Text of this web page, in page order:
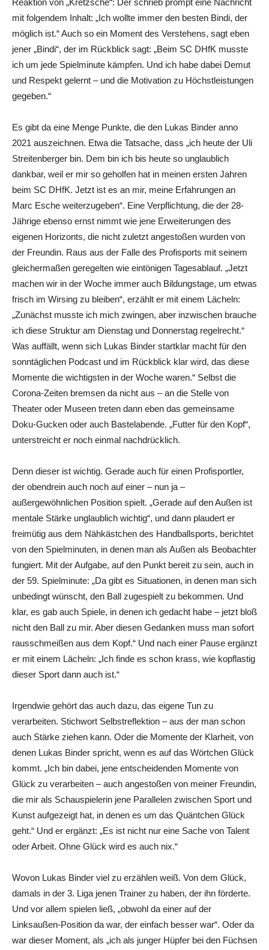
Reaktion von „Kretzsche“: Der schrieb prompt eine Nachricht
mit folgendem Inhalt: „Ich wollte immer den besten Bindi, der
möglich ist.“ Auch so ein Moment des Verstehens, sagt eben
jener „Bindi“, der im Rückblick sagt: „Beim SC DHfK musste
ich um jede Spielminute kämpfen. Und ich habe dabei Demut
und Respekt gelernt – und die Motivation zu Höchstleistungen
gegeben.“
Es gibt da eine Menge Punkte, die den Lukas Binder anno
2021 auszeichnen. Etwa die Tatsache, dass „ich heute der Uli
Streitenberger bin. Dem bin ich bis heute so unglaublich
dankbar, weil er mir so geholfen hat in meinen ersten Jahren
beim SC DHfK. Jetzt ist es an mir, meine Erfahrungen an
Marc Esche weiterzugeben“. Eine Verpflichtung, die der 28-
Jährige ebenso ernst nimmt wie jene Erweiterungen des
eigenen Horizonts, die nicht zuletzt angestoßen wurden von
der Freundin. Raus aus der Falle des Profisports mit seinem
gleichermaßen geregelten wie eintönigen Tagesablauf. „Jetzt
machen wir in der Woche immer auch Bildungstage, um etwas
frisch im Wirsing zu bleiben“, erzählt er mit einem Lächeln:
„Zunächst musste ich mich zwingen, aber inzwischen brauche
ich diese Struktur am Dienstag und Donnerstag regelrecht.“
Was auffällt, wenn sich Lukas Binder startklar macht für den
sonntäglichen Podcast und im Rückblick klar wird, das diese
Momente die wichtigsten in der Woche waren.“ Selbst die
Corona-Zeiten bremsen da nicht aus – an die Stelle von
Theater oder Museen treten dann eben das gemeinsame
Doku-Gucken oder auch Bastelabende. „Futter für den Kopf“,
unterstreicht er noch einmal nachdrücklich.
Denn dieser ist wichtig. Gerade auch für einen Profisportler,
der obendrein auch noch auf einer – nun ja –
außergewöhnlichen Position spielt. „Gerade auf den Außen ist
mentale Stärke unglaublich wichtig“, und dann plaudert er
freimütig aus dem Nähkästchen des Handballsports, berichtet
von den Spielminuten, in denen man als Außen als Beobachter
fungiert. Mit der Aufgabe, auf den Punkt bereit zu sein, auch in
der 59. Spielminute: „Da gibt es Situationen, in denen man sich
unbedingt wünscht, den Ball zugespielt zu bekommen. Und
klar, es gab auch Spiele, in denen ich gedacht habe – jetzt bloß
nicht den Ball zu mir. Aber diesen Gedanken muss man sofort
rausschmeißen aus dem Kopf.“ Und nach einer Pause ergänzt
er mit einem Lächeln: „Ich finde es schon krass, wie kopflastig
dieser Sport dann auch ist.“
Irgendwie gehört das auch dazu, das eigene Tun zu
verarbeiten. Stichwort Selbstreflektion – aus der man schon
auch Stärke ziehen kann. Oder die Momente der Klarheit, von
denen Lukas Binder spricht, wenn es auf das Wörtchen Glück
kommt. „Ich bin dabei, jene entscheidenden Momente von
Glück zu verarbeiten – auch angestoßen von meiner Freundin,
die mir als Schauspielerin jene Parallelen zwischen Sport und
Kunst aufgezeigt hat, in denen es um das Quäntchen Glück
geht.“ Und er ergänzt: „Es ist nicht nur eine Sache von Talent
oder Arbeit. Ohne Glück wird es auch nix.“
Wovon Lukas Binder viel zu erzählen weiß. Von dem Glück,
damals in der 3. Liga jenen Trainer zu haben, der ihn förderte.
Und vor allem spielen ließ, „obwohl da einer auf der
Linksaußen-Position da war, der einfach besser war“. Oder da
war dieser Moment, als „ich als junger Hüpfer bei den Füchsen